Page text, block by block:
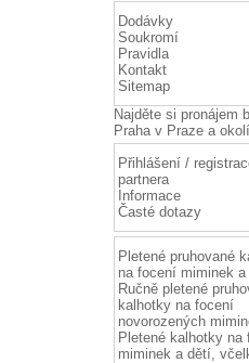
Dodávky
Soukromí
Pravidla
Kontakt
Sitemap
Najděte si pronájem
Prahav Praze a
Přihlášení /
partnera
Informace
Časté dotazy
Pletené pruhované
na focení miminek
Ručně pletené
kalhotky na focení
novorozených
Pletené kalhotky na
miminek a dětí,